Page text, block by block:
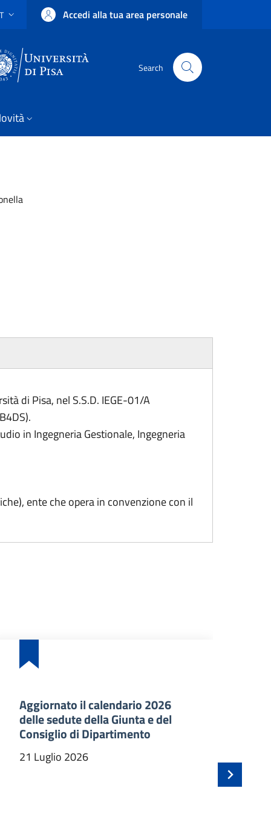
LINGUA: CURRENT LANGUAGE
Accedi alla tua area personale
Search
di Pisa, nel S.S.D. IEGE-01/A
in Ingegneria Gestionale, Ingegneria
ente che opera in convenzione con il
Aggiornato il calendario 2026
delle sedute della Giunta e del
Consiglio di Dipartimento
21 Luglio 2026